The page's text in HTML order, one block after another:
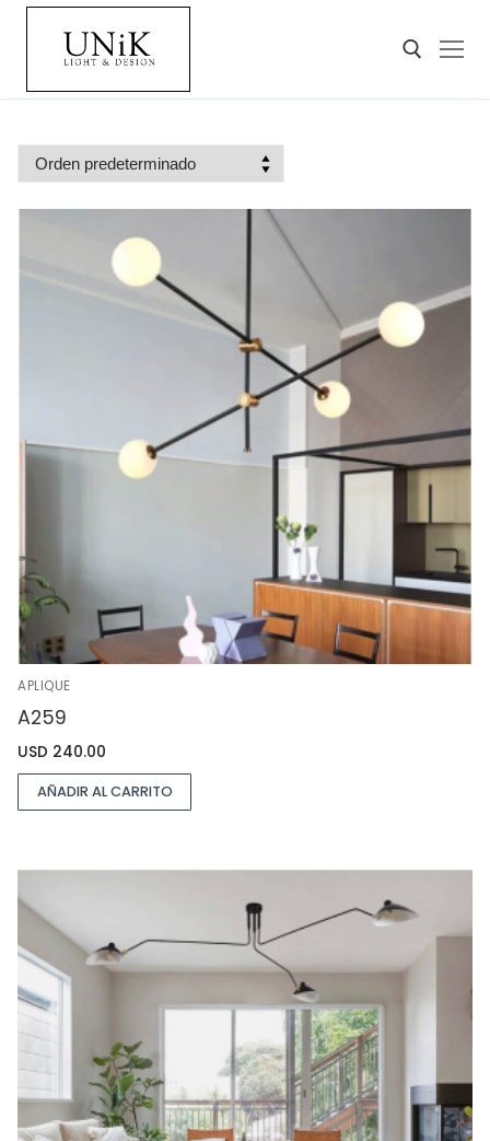
APLIQUE
A259
USD 240.00
AÑADIR AL CARRITO